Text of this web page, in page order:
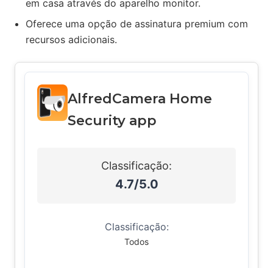
em casa através do aparelho monitor.
Oferece uma opção de assinatura premium com
recursos adicionais.
AlfredCamera Home
Security app
Classificação:
4.7/5.0
Classificação:
Todos